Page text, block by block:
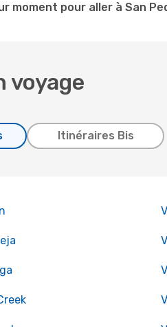
moment pour aller à San
voyage
Itinéraires Bis